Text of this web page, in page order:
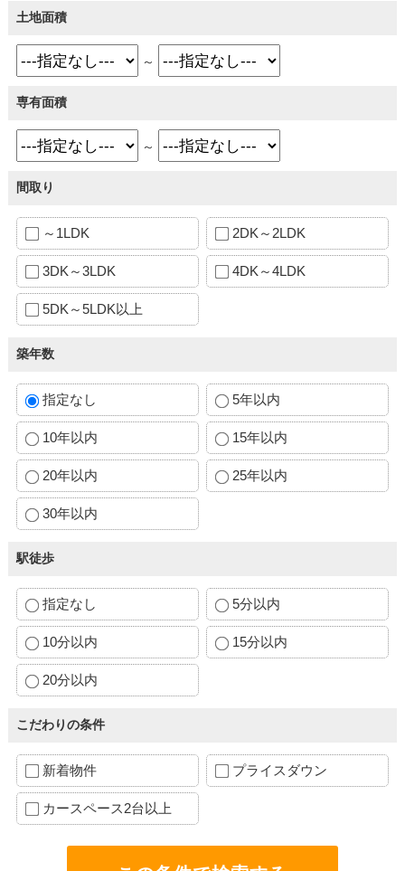
土地面積
～
専有面積
～
間取り
～1LDK 2DK～2LDK
3DK～3LDK 4DK～4LDK
5DK～5LDK以上
築年数
指定なし 5年以内
10年以内 15年以内
20年以内 25年以内
30年以内
駅徒歩
指定なし 5分以内
10分以内 15分以内
20分以内
こだわりの条件
新着物件 プライスダウン
カースペース2台以上